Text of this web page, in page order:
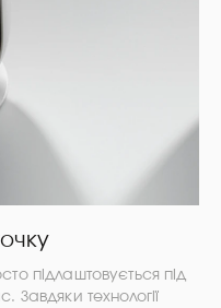
підлаштовується під
Завдяки технології